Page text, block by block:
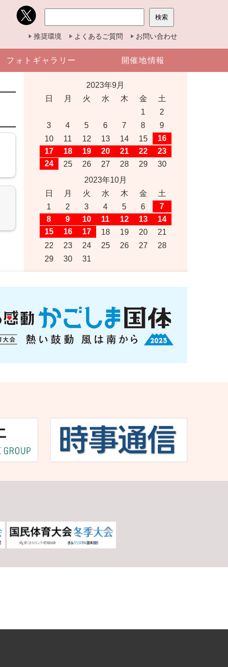
推奨環境 よくあるご質問 お問い合わせ
フォトギャラリー 開催地情報
2023年9月
日
月 火 水 木 金
土
1
2
3
4 5 6 7 8
9
10
11 12 13 14 15
16
17
18 19 20 21 22
23
24
25 26 27 28 29
30
2023年10月
日
月 火 水 木 金
土
1
2 3 4 5 6
7
8
9 10 11 12 13
14
15
16 17 18 19 20
21
22
23 24 25 26 27
28
29
30 31